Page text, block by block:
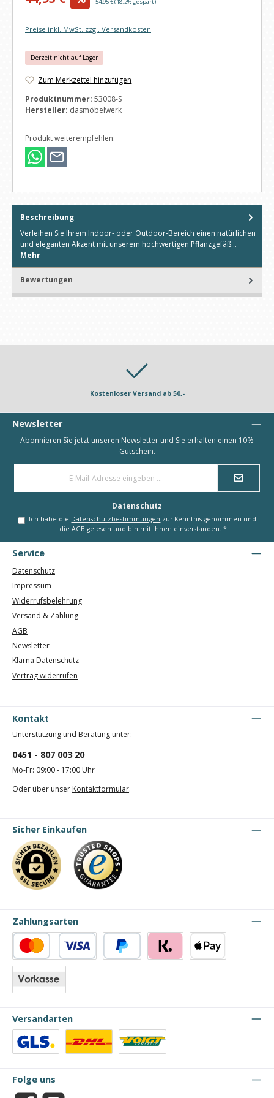
Preise inkl. MwSt. zzgl. Versandkosten
Derzeit nicht auf Lager
Zum Merkzettel hinzufügen
Produktnummer: 53008-S
Hersteller: dasmöbelwerk
Produkt weiterempfehlen:
Beschreibung
Verleihen Sie Ihrem Indoor- oder Outdoor-Bereich einen natürlichen
und eleganten Akzent mit unserem hochwertigen Pflanzgefäß…
Mehr
Bewertungen
Kostenloser Versand ab 50,-
Newsletter
Abonnieren Sie jetzt unseren Newsletter und Sie erhalten einen 10%
Gutschein.
Datenschutz
Ich habe die Datenschutzbestimmungen zur Kenntnis genommen und
die AGB gelesen und bin mit ihnen einverstanden. *
Service
Datenschutz
Impressum
Widerrufsbelehrung
Versand & Zahlung
AGB
Newsletter
Klarna Datenschutz
Vertrag widerrufen
Kontakt
Unterstützung und Beratung unter:
0451 - 807 003 20
Mo-Fr: 09:00 - 17:00 Uhr
Oder über unser Kontaktformular.
Sicher Einkaufen
Zahlungsarten
Kredit- oder Debitkarte
Versandarten
Folge uns